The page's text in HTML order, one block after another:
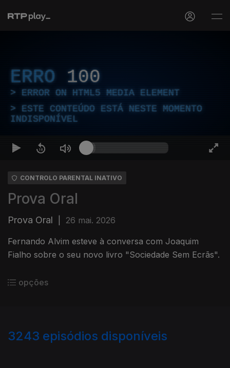
ERRO 100
ERROR ON HTML5 MEDIA ELEMENT
ESTE CONTEÚDO ESTÁ NESTE MOMENTO
INDISPONÍVEL
CONTROLO PARENTAL INATIVO
Prova Oral
Prova Oral 26 mai. 2026
Fernando Alvim esteve à conversa com Joaquim
Fialho sobre o seu novo livro "Sociedade Sem Ecrãs".
opções
3243 episódios disponíveis